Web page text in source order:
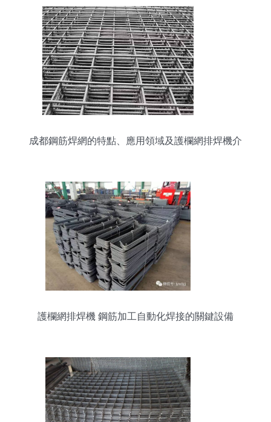
成都鋼筋焊網的特點、應用領域及護欄網排焊機介
護欄網排焊機 鋼筋加工自動化焊接的關鍵設備